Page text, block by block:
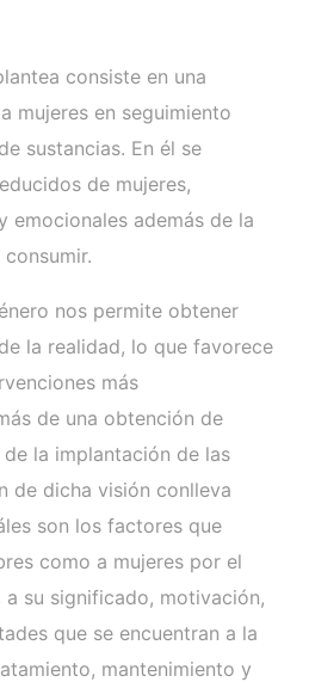
consiste en una
mujeres en seguimiento
sustancias. En él se
de mujeres,
emocionales además de la
nos permite obtener
la realidad, lo que favorece
más
de una obtención de
la implantación de las
de dicha visión conlleva
son los factores que
como a mujeres por el
a su significado, motivación,
que se encuentran a la
mantenimiento y